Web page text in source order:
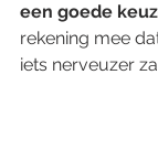
een goede
rekening mee
iets nerveuzer